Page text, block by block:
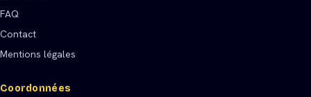
FAQ
Contact
Mentions légales
Coordonnées